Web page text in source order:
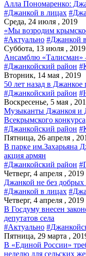
Алла Пономаренко:
#Джанкой в лицах
Среда, 24 июля , 2019
«Мы возродим
#Актуально #Джанкой
Суббота, 13 июля , 2019
Ансамблю «Талисман»
#Джанкойский район
Вторник, 14 мая , 2019
50 лет назад в
#Джанкойский район
Воскресенье, 5 мая ,
Музыканты Джанкоя и
Всекрымского конкурса
#Джанкойский район
Пятница, 26 апреля ,
В парке им.Захарьяна
акция армян
#Джанкойский район
Четверг, 4 апреля , 2019
Джанкой не без
#Джанкой в лицах
Четверг, 4 апреля , 2019
В Госдуму внесен
депутатов села
#Актуально
Пятница, 29 марта ,
В «Единой России»
неделю для сельских